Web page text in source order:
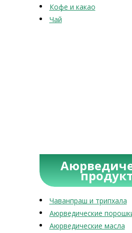
Кофе и какао
Чай
Чаванпраш и трипхала
Аюрведические
Аюрведические масла